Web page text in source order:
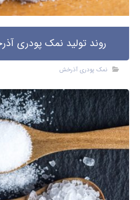
روند تولید نمک پودری
نمک پودری آذرخش